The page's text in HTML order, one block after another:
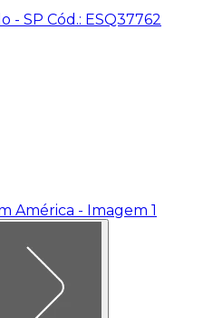
- SP Cód.: ESQ37762